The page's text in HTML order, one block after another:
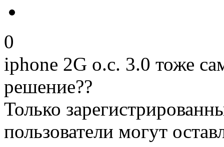
0
iphone 2G о.с. 3.0 тоже
решение??
Только
пользователи могут